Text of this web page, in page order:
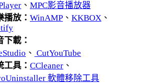
、 MPC影音播放器
播放： WinAMP 、 KKBOX 、
下載：
、 CutYouTube
工具： CCleaner 、
軟體移除工具